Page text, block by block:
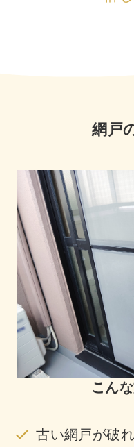
網戸
こん
古い網戸が破